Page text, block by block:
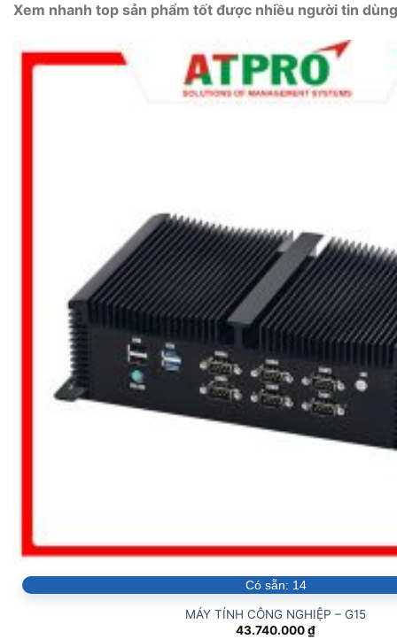
Xem nhanh top sản phẩm tốt được nhiều người tin
Có sẵn: 14
MÁY TÍNH CÔNG NGHIỆP – G15
43.740.000₫